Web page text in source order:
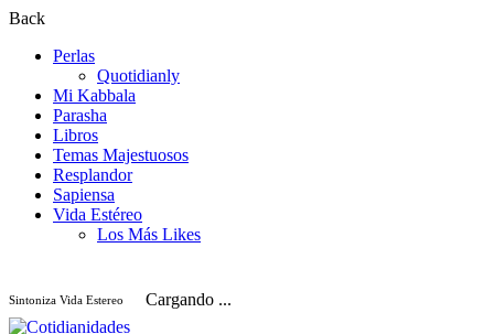
Back
Perlas
Quotidianly
Mi Kabbala
Parasha
Libros
Temas Majestuosos
Resplandor
Sapiensa
Vida Estéreo
Los Más Likes
Sintoniza Vida Estereo Cargando ...